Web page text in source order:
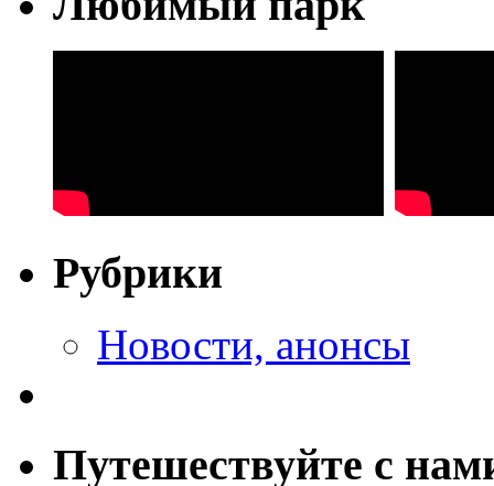
Рубрики
Новости, анонсы
Путешествуйте с